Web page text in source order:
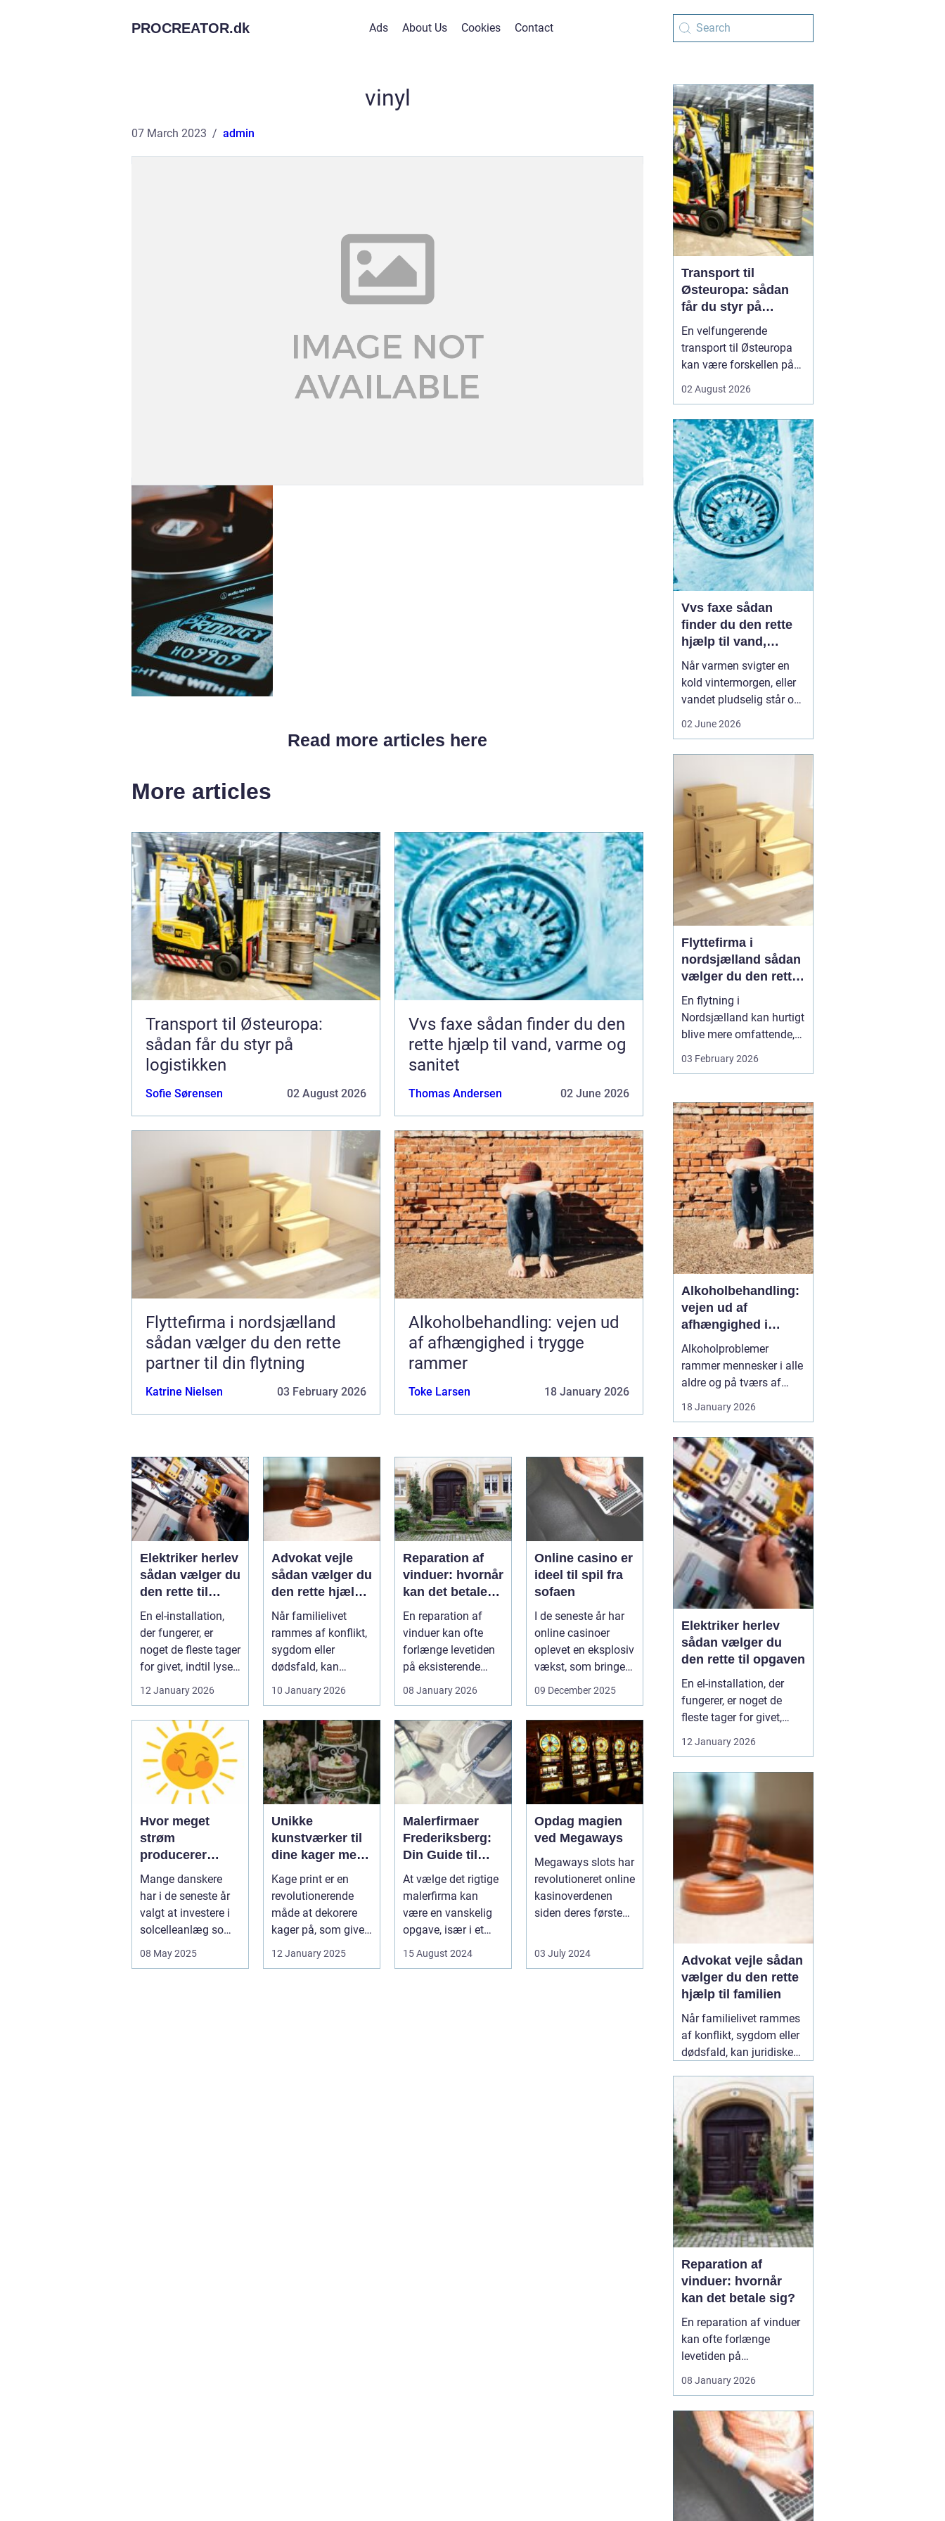
PROCREATOR.dk Ads About Us Cookies Contact
vinyl
07 March 2023 admin
Read more articles here
More articles
Transport til Østeuropa:
sådan får du styr på
logistikken
Sofie Sørensen 02 August 2026
Vvs faxe sådan finder du den
rette hjælp til vand, varme og
sanitet
Thomas Andersen 02 June 2026
Flyttefirma i nordsjælland
sådan vælger du den rette
partner til din flytning
Katrine Nielsen 03 February 2026
Alkoholbehandling: vejen ud
af afhængighed i trygge
rammer
Toke Larsen 18 January 2026
Elektriker herlev
sådan vælger du
den rette til
opgaven
En el-installation,
der fungerer, er
noget de fleste tager
for givet, indtil lyset
12 January 2026
Advokat vejle
sådan vælger du
den rette hjælp
til familien
Når familielivet
rammes af konflikt,
sygdom eller
dødsfald, kan
hurtigt vokse si...
10 January 2026
Reparation af
vinduer: hvornår
kan det betale
sig?
En reparation af
vinduer kan ofte
forlænge levetiden
på eksisterende
08 January 2026
Online casino er
ideel til spil fra
sofaen
I de seneste år har
online casinoer
oplevet en eksplosiv
vækst, som bringer
spændi...
09 December 2025
Hvor meget
strøm
producerer
solceller om
vinteren?
Mange danskere
har i de seneste år
valgt at investere i
solcelleanlæg som
08 May 2025
Unikke
kunstværker til
dine kager med
kage print
Kage print er en
revolutionerende
måde at dekorere
kager på, som giver
12 January 2025
Malerfirmaer
Frederiksberg:
Din Guide til
Kvalitet og
Service
At vælge det rigtige
malerfirma kan
være en vanskelig
opgave, især i et
Frederiksberg, hv...
15 August 2024
Opdag magien
ved Megaways
Megaways slots har
revolutioneret online
kasinoverdenen
siden deres første
spillea...
03 July 2024
Transport til
Østeuropa: sådan
får du styr på
logistikken
En velfungerende
transport til Østeuropa
kan være forskellen på
dyre forsinkelser. Mange
mod Baltikum, Ukraine
og resten af regionen for
at finde nye kunder og
leverandører. Men v...
02 August 2026
Vvs faxe sådan
finder du den rette
hjælp til vand,
varme og sanitet
Når varmen svigter en
kold vintermorgen, eller
vandet pludselig står op
installatører en central
rolle i hverdagen, selv
om vi sjældent tænker
over det. Gennemgang
af varmea...
02 June 2026
Flyttefirma i
nordsjælland sådan
vælger du den rette
partner til din
flytning
En flytning i
Nordsjælland kan hurtigt
blive mere omfattende,
end man først tror. Der er
nøgler, flyttekasser,
parkering, møbler der
skal skilles ad, og
ejendele med
affektionsværdi, som
helst skal komme sikkert
frem. Mange vælger
der...
03 February 2026
Alkoholbehandling:
vejen ud af
afhængighed i
trygge rammer
Alkoholproblemer
rammer mennesker i alle
aldre og på tværs af
starter det med hygge,
at dæmpe uro og svære
følelser på. Langsomt
flytter alkoholen græns...
18 January 2026
Elektriker herlev
sådan vælger du
den rette til opgaven
En el-installation, der
fungerer, er noget de
fleste tager for givet,
eller en stikkontakt bliver
problemer, kan det
hurtigt blive både utrygt
og dyrt, hvis der ikke
reageres rigtigt. Derfor
giver ...
12 January 2026
Advokat vejle sådan
vælger du den rette
hjælp til familien
Når familielivet rammes
af konflikt, sygdom eller
dødsfald, kan juridiske
sig store. Mange oplever,
at de både skal håndtere
følelser og praktiske
problemer på én gang.
Her kan en erfaren10
January 2026
Reparation af
vinduer: hvornår
kan det betale sig?
En reparation af vinduer
kan ofte forlænge
levetiden på
glas med mange år. For
valget mellem at
reparere eller udskifte
hele vinduet, og
beslutningen har både
08 January 2026